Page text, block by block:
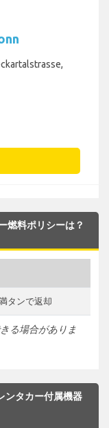
燃料ポリシーは？
タンで返却
る場合がありま
ンタカー付属機器